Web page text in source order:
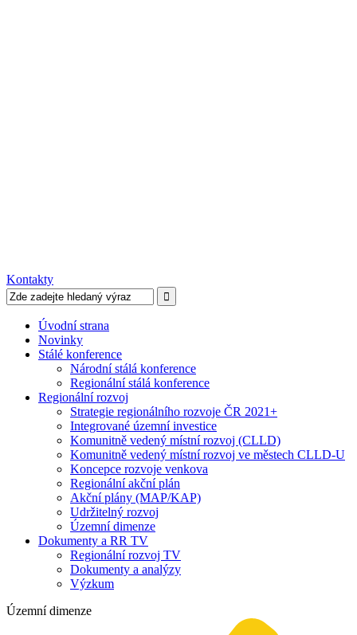
Kontakty
Úvodní strana
Novinky
Stálé konference
Národní stálá konference
Regionální stálá konference
Regionální rozvoj
Strategie regionálního rozvoje ČR 2021+
Integrované územní investice
Komunitně vedený místní rozvoj (CLLD)
Komunitně vedený místní rozvoj ve městech CLLD-U
Koncepce rozvoje venkova
Regionální akční plán
Akční plány (MAP/KAP)
Udržitelný rozvoj
Územní dimenze
Dokumenty a RR TV
Regionální rozvoj TV
Dokumenty a analýzy
Výzkum
Územní dimenze